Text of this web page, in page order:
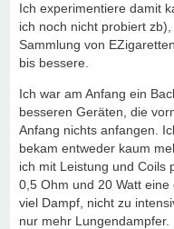
Ich experimentiere damit
ich noch nicht probiert
Sammlung von
bis bessere.
Ich war am Anfang ein
besseren Geräten, die
Anfang nichts anfangen.
bekam entweder kaum
ich mit Leistung und Coils
0,5 Ohm und 20 Watt
viel Dampf, nicht zu
nur mehr